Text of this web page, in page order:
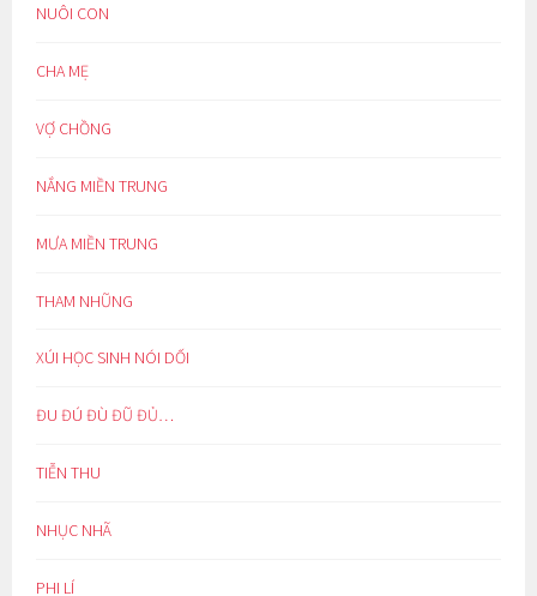
NUÔI CON
CHA MẸ
VỢ CHỒNG
NẮNG MIỀN TRUNG
MƯA MIỀN TRUNG
THAM NHŨNG
XÚI HỌC SINH NÓI DỐI
ĐU ĐÚ ĐÙ ĐŨ ĐỦ…
TIỄN THU
NHỤC NHÃ
PHI LÍ